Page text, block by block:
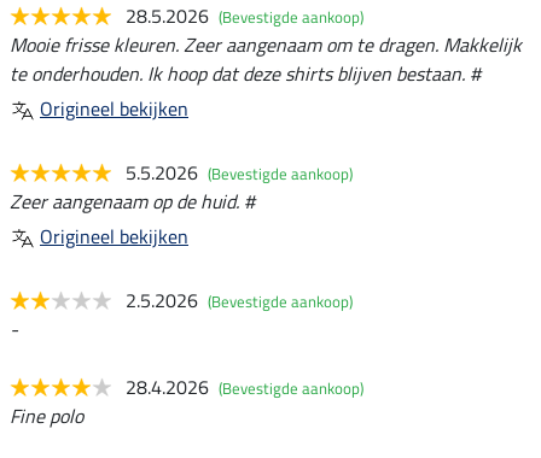
28.5.2026 (Bevestigde aankoop)
Mooie frisse kleuren. Zeer aangenaam om te dragen. Makkelijk
te onderhouden. Ik hoop dat deze shirts blijven bestaan. #
Origineel bekijken
5.5.2026 (Bevestigde aankoop)
Zeer aangenaam op de huid. #
Origineel bekijken
2.5.2026 (Bevestigde aankoop)
-
28.4.2026 (Bevestigde aankoop)
Fine polo